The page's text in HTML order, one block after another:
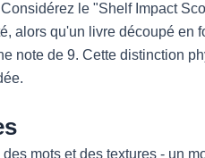
le "Shelf Impact
alors qu'un livre découpé en
note de 9. Cette distinction
des mots et des textures - un